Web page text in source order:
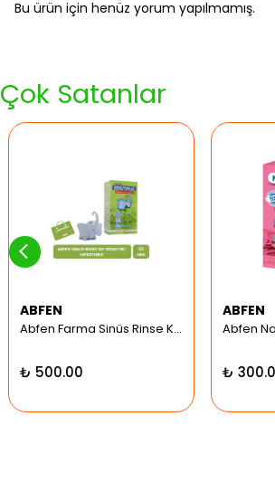
Bu ürün için henüz yorum yapılmamış.
Çok Satanlar
ABFEN
Abfen Farma Sinüs Rinse Kit Pediatrik Hipertonic
₺ 500.00
ABFEN
₺